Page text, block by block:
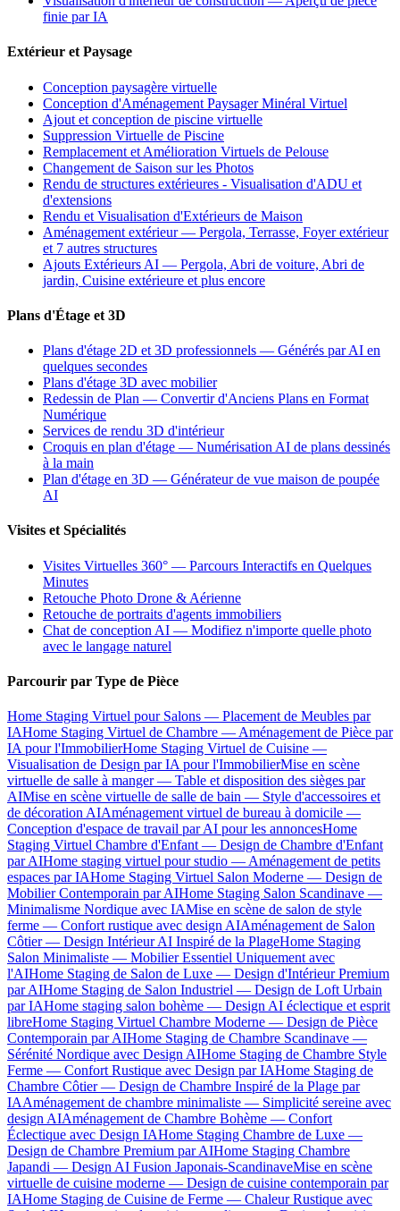
finie par IA
Extérieur et Paysage
Conception paysagère virtuelle
Conception d'Aménagement Paysager Minéral Virtuel
Ajout et conception de piscine virtuelle
Suppression Virtuelle de Piscine
Remplacement et Amélioration Virtuels de Pelouse
Changement de Saison sur les Photos
Rendu de structures extérieures - Visualisation d'ADU et
d'extensions
Rendu et Visualisation d'Extérieurs de Maison
Aménagement extérieur — Pergola, Terrasse, Foyer extérieur
et 7 autres structures
Ajouts Extérieurs AI — Pergola, Abri de voiture, Abri de
jardin, Cuisine extérieure et plus encore
Plans d'Étage et 3D
Plans d'étage 2D et 3D professionnels — Générés par AI en
quelques secondes
Plans d'étage 3D avec mobilier
Redessin de Plan — Convertir d'Anciens Plans en Format
Numérique
Services de rendu 3D d'intérieur
Croquis en plan d'étage — Numérisation AI de plans dessinés
à la main
Plan d'étage en 3D — Générateur de vue maison de poupée
AI
Visites et Spécialités
Visites Virtuelles 360° — Parcours Interactifs en Quelques
Minutes
Retouche Photo Drone & Aérienne
Retouche de portraits d'agents immobiliers
Chat de conception AI — Modifiez n'importe quelle photo
avec le langage naturel
Parcourir par Type de Pièce
Home Staging Virtuel pour Salons — Placement de Meubles par
IAHome Staging Virtuel de Chambre — Aménagement de Pièce par
IA pour l'ImmobilierHome Staging Virtuel de Cuisine —
Visualisation de Design par IA pour l'ImmobilierMise en scène
virtuelle de salle à manger — Table et disposition des sièges par
AIMise en scène virtuelle de salle de bain — Style d'accessoires et
de décoration AIAménagement virtuel de bureau à domicile —
Conception d'espace de travail par AI pour les annoncesHome
Staging Virtuel Chambre d'Enfant — Design de Chambre d'Enfant
par AIHome staging virtuel pour studio — Aménagement de petits
espaces par IAHome Staging Virtuel Salon Moderne — Design de
Mobilier Contemporain par AIHome Staging Salon Scandinave —
Minimalisme Nordique avec IAMise en scène de salon de style
ferme — Confort rustique avec design AIAménagement de Salon
Côtier — Design Intérieur AI Inspiré de la PlageHome Staging
Salon Minimaliste — Mobilier Essentiel Uniquement avec
l'AIHome Staging de Salon de Luxe — Design d'Intérieur Premium
par AIHome Staging de Salon Industriel — Design de Loft Urbain
par IAHome staging salon bohème — Design AI éclectique et esprit
libreHome Staging Virtuel Chambre Moderne — Design de Pièce
Contemporain par AIHome Staging de Chambre Scandinave —
Sérénité Nordique avec Design AIHome Staging de Chambre Style
Ferme — Confort Rustique avec Design par IAHome Staging de
Chambre Côtier — Design de Chambre Inspiré de la Plage par
IAAménagement de chambre minimaliste — Simplicité sereine avec
design AIAménagement de Chambre Bohème — Confort
Éclectique avec Design IAHome Staging Chambre de Luxe —
Design de Chambre Premium par AIHome Staging Chambre
Japandi — Design AI Fusion Japonais-ScandinaveMise en scène
virtuelle de cuisine moderne — Design de cuisine contemporain par
IAHome Staging de Cuisine de Ferme — Chaleur Rustique avec